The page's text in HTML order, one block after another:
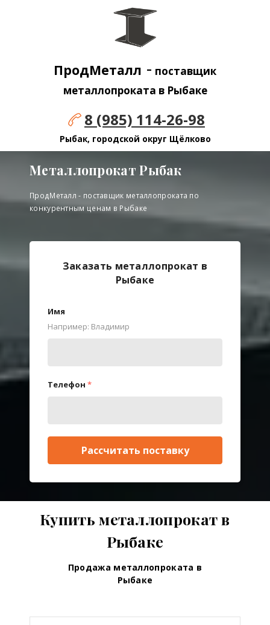
ПродМеталл - поставщик
металлопроката в Рыбаке
8 (985) 114-26-98
Рыбак, городской округ Щёлково
Металлопрокат Рыбак
ПродМеталл - поставщик металлопроката по
конкурентным ценам в Рыбаке
Заказать металлопрокат в
Рыбаке
Имя
Например: Владимир
Телефон *
Рассчитать поставку
Купить металлопрокат в
Рыбаке
Продажа металлопроката в
Рыбаке